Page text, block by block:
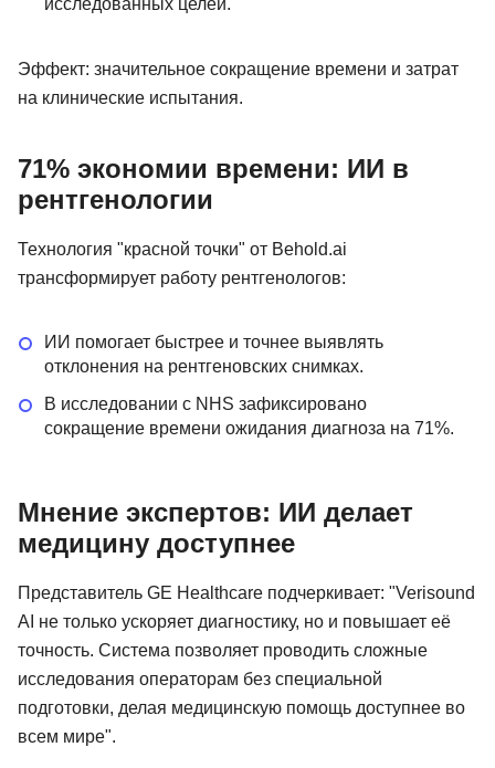
исследованных целей.
Эффект: значительное сокращение времени и затрат
на клинические испытания.
71% экономии времени: ИИ в
рентгенологии
Технология "красной точки" от Behold.ai
трансформирует работу рентгенологов:
ИИ помогает быстрее и точнее выявлять
отклонения на рентгеновских снимках.
В исследовании с NHS зафиксировано
сокращение времени ожидания диагноза на 71%.
Мнение экспертов: ИИ делает
медицину доступнее
Представитель GE Healthcare подчеркивает: "Verisound
AI не только ускоряет диагностику, но и повышает её
точность. Система позволяет проводить сложные
исследования операторам без специальной
подготовки, делая медицинскую помощь доступнее во
всем мире".